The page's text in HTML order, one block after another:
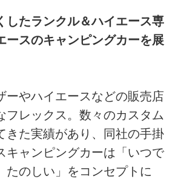
したランクル＆ハイエース専
ースのキャンピングカーを展
ーやハイエースなどの販売店
フレックス。数々のカスタム
きた実績があり、同社の手掛
キャンピングカーは「いつで
たのしい」をコンセプトに